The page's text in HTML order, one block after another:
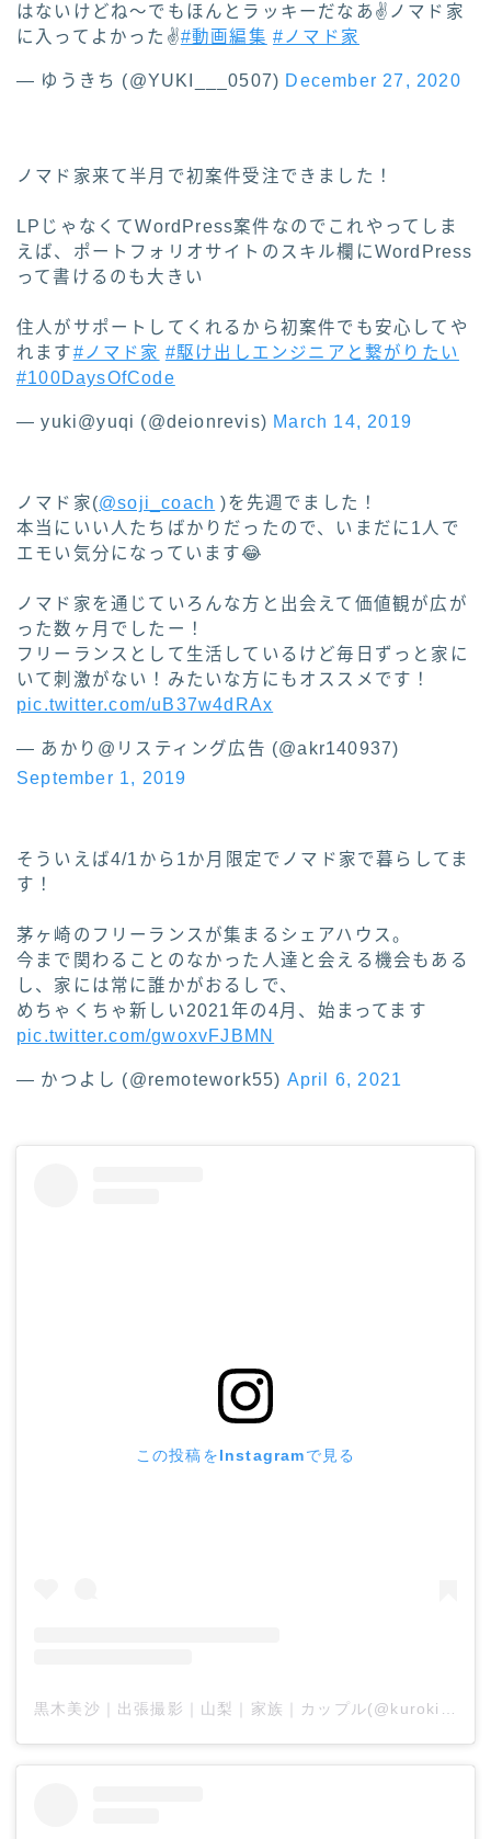
はないけどね〜でもほんとラッキーだなあ✌️ノマド家
に入ってよかった✌️#動画編集 #ノマド家
— ゆうきち (@YUKI___0507) December 27, 2020
ノマド家来て半月で初案件受注できました！
LPじゃなくてWordPress案件なのでこれやってしま
えば、ポートフォリオサイトのスキル欄にWordPress
って書けるのも大きい
住人がサポートしてくれるから初案件でも安心してや
れます#ノマド家 #駆け出しエンジニアと繋がりたい
#100DaysOfCode
— yuki@yuqi (@deionrevis) March 14, 2019
ノマド家(@soji_coach )を先週でました！
本当にいい人たちばかりだったので、いまだに1人で
エモい気分になっています😂
ノマド家を通じていろんな方と出会えて価値観が広が
った数ヶ月でしたー！
フリーランスとして生活しているけど毎日ずっと家に
いて刺激がない！みたいな方にもオススメです！
pic.twitter.com/uB37w4dRAx
— あかり@リスティング広告 (@akr140937)
September 1, 2019
そういえば4/1から1か月限定でノマド家で暮らしてま
す！
茅ヶ崎のフリーランスが集まるシェアハウス。
今まで関わることのなかった人達と会える機会もある
し、家には常に誰かがおるしで、
めちゃくちゃ新しい2021年の4月、始まってます
pic.twitter.com/gwoxvFJBMN
— かつよし (@remotework55) April 6, 2021
この投稿をInstagramで見る